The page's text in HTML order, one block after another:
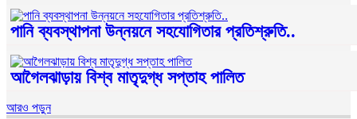
পানি ব্যবস্থাপনা উন্নয়নে সহযোগিতার প্রতিশ্রুতি..
আগৈলঝাড়ায় বিশ্ব মাতৃদুগ্ধ সপ্তাহ পালিত
আরও পড়ুন